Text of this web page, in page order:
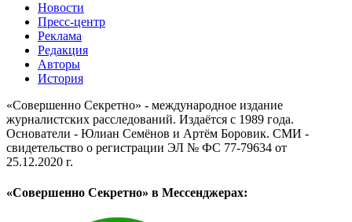
Новости
Пресс-центр
Реклама
Редакция
Авторы
История
«Совершенно Секретно» - международное издание
журналистских расследований. Издаётся с 1989 года.
Основатели - Юлиан Семёнов и Артём Боровик. CМИ -
свидетельство о регистрации ЭЛ № ФС 77-79634 от
25.12.2020 г.
«Совершенно Секретно» в Мессенджерах: